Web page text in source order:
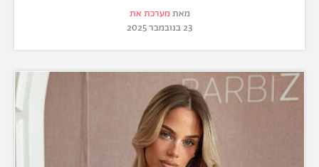
מאת מערכת את
23 בנובמבר 2025